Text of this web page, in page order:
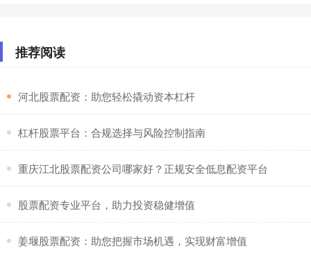
推荐阅读
​河北股票配资：助您轻松撬动资本杠杆
​杠杆股票平台：合规选择与风险控制指南
​重庆江北股票配资公司哪家好？正规安全低息配资平台
​股票配资专业平台，助力投资稳健增值
​姜堰股票配资：助您把握市场机遇，实现财富增值